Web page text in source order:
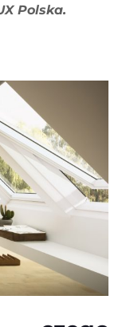
Polska.